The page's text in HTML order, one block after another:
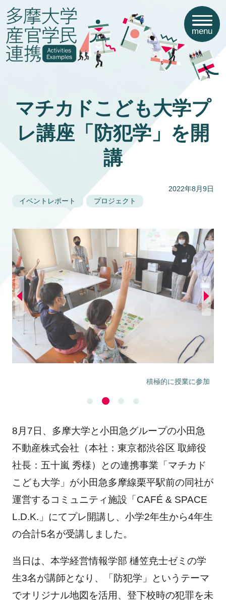
menu
マチカドこども大学プ
レ講座「防犯学」を開
講
2022年8月9日
イベントレポート
プロジェクト
積極的に授業に参加
8月7日、多摩大学と小田急グループの小田急
不動産株式会社（本社：東京都渋谷区 取締役
社長：五十嵐 秀様）との連携事業「マチカド
こども大学」が小田急多摩線栗平駅前の同社が
運営するコミュニティ施設「CAFÉ & SPACE
L.D.K.」にてプレ開講し、小学2年生から4年生
の合計5名が受講しました。
当日は、本学経営情報学部 樋笠尭士ゼミの学
生3名が講師となり、「防犯学」というテーマ
でオリジナル地図を活用、登下校時の犯罪を未